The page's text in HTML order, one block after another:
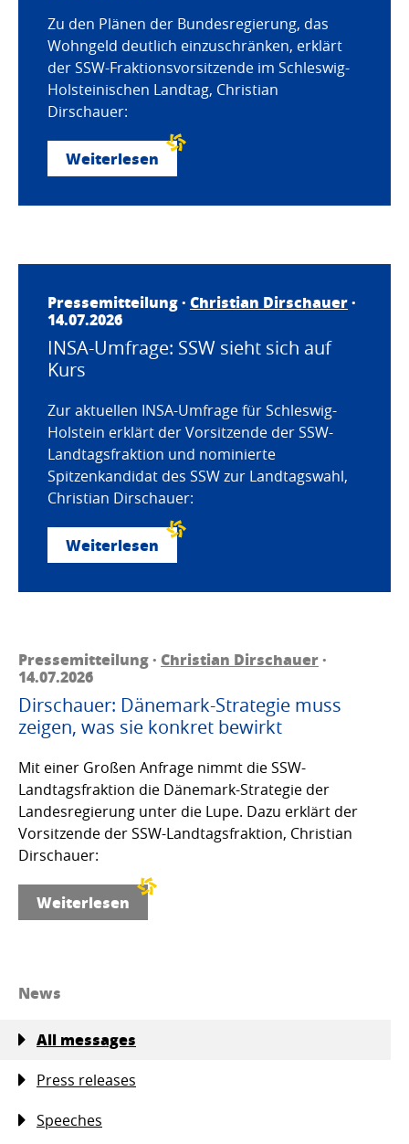
Zu den Plänen der Bundesregierung, das
Wohngeld deutlich einzuschränken, erklärt
der SSW-Fraktionsvorsitzende im Schleswig-
Holsteinischen Landtag, Christian
Dirschauer:
Weiterlesen
Pressemitteilung · Christian Dirschauer·
14.07.2026
INSA-Umfrage: SSW sieht sich auf
Kurs
Zur aktuellen INSA-Umfrage für Schleswig-
Holstein erklärt der Vorsitzende der SSW-
Landtagsfraktion und nominierte
Spitzenkandidat des SSW zur Landtagswahl,
Christian Dirschauer:
Weiterlesen
Pressemitteilung · Christian Dirschauer·
14.07.2026
Dirschauer: Dänemark-Strategie muss
zeigen, was sie konkret bewirkt
Mit einer Großen Anfrage nimmt die SSW-
Landtagsfraktion die Dänemark-Strategie der
Landesregierung unter die Lupe. Dazu erklärt der
Vorsitzende der SSW-Landtagsfraktion, Christian
Dirschauer:
Weiterlesen
News
All messages
Press releases
Speeches